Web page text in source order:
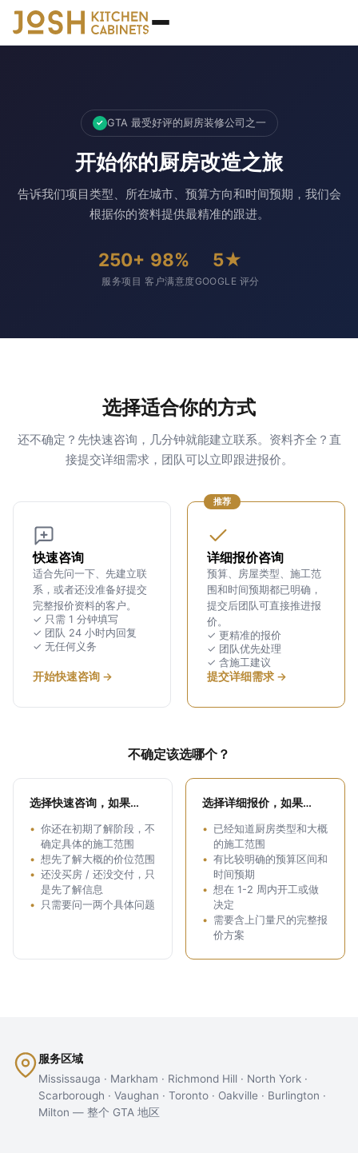
✓ GTA 最受好评的厨房装修公司之一
开始你的厨房改造之旅
告诉我们项目类型、所在城市、预算方向和时间预期，我们会
根据你的资料提供最精准的跟进。
250+
服务项目
98%
客户满意度
5★
GOOGLE 评分
选择适合你的方式
还不确定？先快速咨询，几分钟就能建立联系。资料齐全？直
接提交详细需求，团队可以立即跟进报价。
快速咨询
适合先问一下、先建立联
系，或者还没准备好提交
完整报价资料的客户。
✓ 只需 1 分钟填写
✓ 团队 24 小时内回复
✓ 无任何义务
开始快速咨询 →
推荐
详细报价咨询
预算、房屋类型、施工范
围和时间预期都已明确，
提交后团队可直接推进报
价。
✓ 更精准的报价
✓ 团队优先处理
✓ 含施工建议
提交详细需求 →
不确定该选哪个？
选择快速咨询，如果…
你还在初期了解阶段，不
确定具体的施工范围
想先了解大概的价位范围
还没买房 / 还没交付，只
是先了解信息
只需要问一两个具体问题
选择详细报价，如果…
已经知道厨房类型和大概
的施工范围
有比较明确的预算区间和
时间预期
想在 1-2 周内开工或做
决定
需要含上门量尺的完整报
价方案
服务区域
Mississauga · Markham · Richmond Hill · North York ·
Scarborough · Vaughan · Toronto · Oakville · Burlington ·
Milton — 整个 GTA 地区